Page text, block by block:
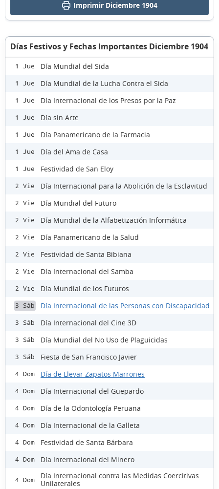
Imprimir Diciembre 1904
Días Festivos y Fechas Importantes Diciembre 1904
1 Jue Día Mundial del Sida
1 Jue Día Mundial de la Lucha Contra el Sida
1 Jue Día Internacional de los Presos por la Paz
1 Jue Día sin Arte
1 Jue Día Panamericano de la Farmacia
1 Jue Día del Ama de Casa
1 Jue Festividad de San Eloy
2 Vie Día Internacional para la Abolición de la Esclavitud
2 Vie Día Mundial del Futuro
2 Vie Día Mundial de la Alfabetización Informática
2 Vie Día Panamericano de la Salud
2 Vie Festividad de Santa Bibiana
2 Vie Día Internacional del Samba
2 Vie Día Mundial de los Futuros
3 Sáb Día Internacional de las Personas con Discapacidad
3 Sáb Día Internacional del Cine 3D
3 Sáb Día Mundial del No Uso de Plaguicidas
3 Sáb Fiesta de San Francisco Javier
4 Dom Día de Llevar Zapatos Marrones
4 Dom Día Internacional del Guepardo
4 Dom Día de la Odontología Peruana
4 Dom Día Internacional de la Galleta
4 Dom Festividad de Santa Bárbara
4 Dom Día Internacional del Minero
4 Dom
Día Internacional contra las Medidas Coercitivas
Unilaterales